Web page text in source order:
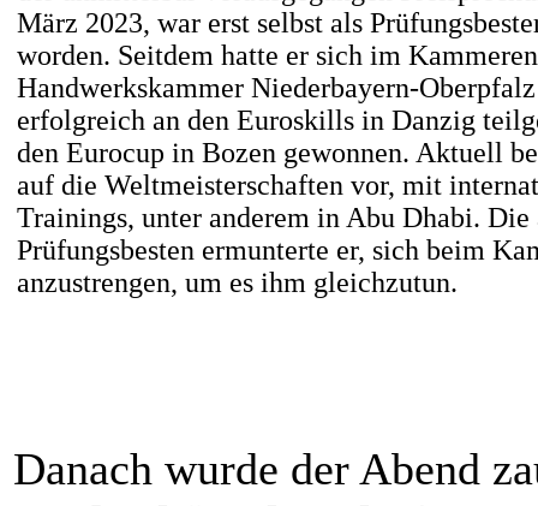
März 2023, war erst selbst als
worden. Seitdem hatte er sich im
Handwerkskammer Niederbayern-
erfolgreich an den Euroskills in Danzig
den Eurocup in Bozen gewonnen. Aktuell
auf die Weltmeisterschaften vor, mit
Trainings, unter anderem in Abu Dhabi. Die
Prüfungsbesten ermunterte er, sich beim
anzustrengen, um es ihm gleichzutun.
Danach wurde der Abend